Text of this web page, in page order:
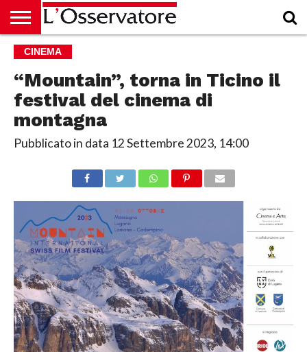
HOME
CULTURA
ECONOMIA
RUBRICHE
ARCHIVIO
PODCAST
ABBONAMENTO
CHI
ACCEDI
CINEMA
“Mountain”, torna in Ticino il
festival del cinema di
montagna
Pubblicato in data 12 Settembre 2023, 14:00